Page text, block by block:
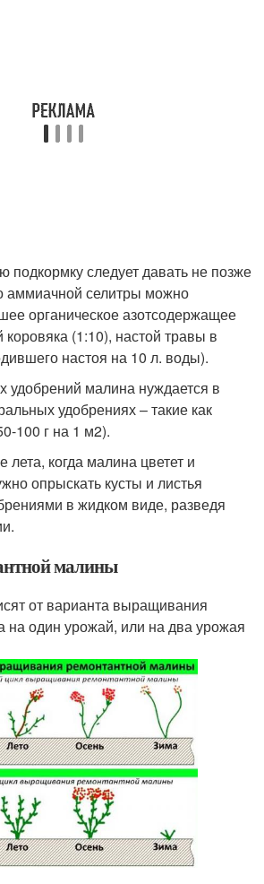
подкормку следует давать не позже
аммиачной селитры можно
органическое азотсодержащее
коровяка (1:10), настой травы в
настоя на 10 л. воды).
удобрений малина нуждается в
удобрениях – такие как
100 г на 1 м2).
лета, когда малина цветет и
опрыскать кусты и листья
в жидком виде, разведя
малины
от варианта выращивания
на один урожай, или на два урожая